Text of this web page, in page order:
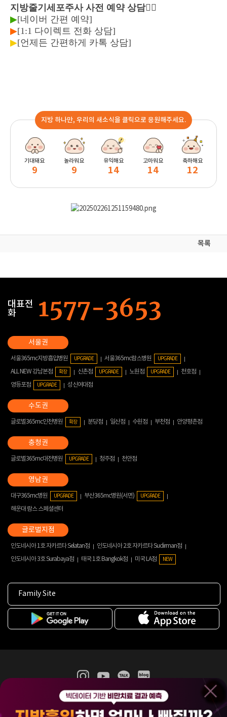
지방줄기세포주사 사전 예약 상담👇🏻
▶[네이버 간편 예약]
▶[1:1 다이렉트 전화 상담]
▶[언제든 간편하게 카톡 상담]
지방 하나만, 우리의 새소식을 클릭으로 응원해주세요.
기대돼요
9
놀라워요
9
유익해요
14
고마워요
14
축하해요
12
목록
대표전
화
서울365mc지방흡입병원 UPGRADE 서울365mc람스병원 UPGRADE
ALL NEW 강남본점 확장 신촌점 UPGRADE 노원점 UPGRADE
천호점
영등포점
UPGRADE 성신여대점
글로벌365mc인천병원 확장 분당점 일산점 수원점 부천점 안양평촌점
글로벌365mc대전병원 UPGRADE 청주점 천안점
대구365mc병원 UPGRADE 부산365mc병원(서면) UPGRADE
해운대 람스 스페셜센터
인도네시아 1호 자카르타 Selatan점
인도네시아 2호 자카르타 Sudirman점
인도네시아 3호 Surabaya점
태국 1호 Bangkok점 미국 LA점 NEW
Family Site
365mc 병·의원 이용약관
홈페이지 이용약관
비급여진료수가